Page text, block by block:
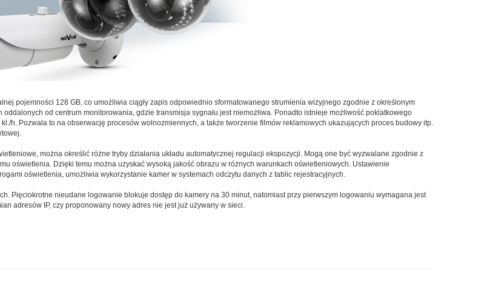
pojemności 128 GB, co umożliwia ciągły zapis odpowiednio sformatowanego strumienia wizyjnego zgodnie z określonym
od centrum monitorowania, gdzie transmisja sygnału jest niemożliwa. Ponadto istnieje możliwość poklatkowego
h. Pozwala to na obserwację procesów wolnozmiennych, a także tworzenie filmów reklamowych ukazujących proces budowy itp.
można określić różne tryby działania układu automatycznej regulacji ekspozycji. Mogą one być wyzwalane zgodnie z
oświetlenia. Dzięki temu można uzyskać wysoką jakość obrazu w różnych warunkach oświetleniowych. Ustawienie
oświetlenia, umożliwia wykorzystanie kamer w systemach odczytu danych z tablic rejestracyjnych.
Pięciokrotne nieudane logowanie blokuje dostęp do kamery na 30 minut, natomiast przy pierwszym logowaniu wymagana jest
adresów IP, czy proponowany nowy adres nie jest już używany w sieci.